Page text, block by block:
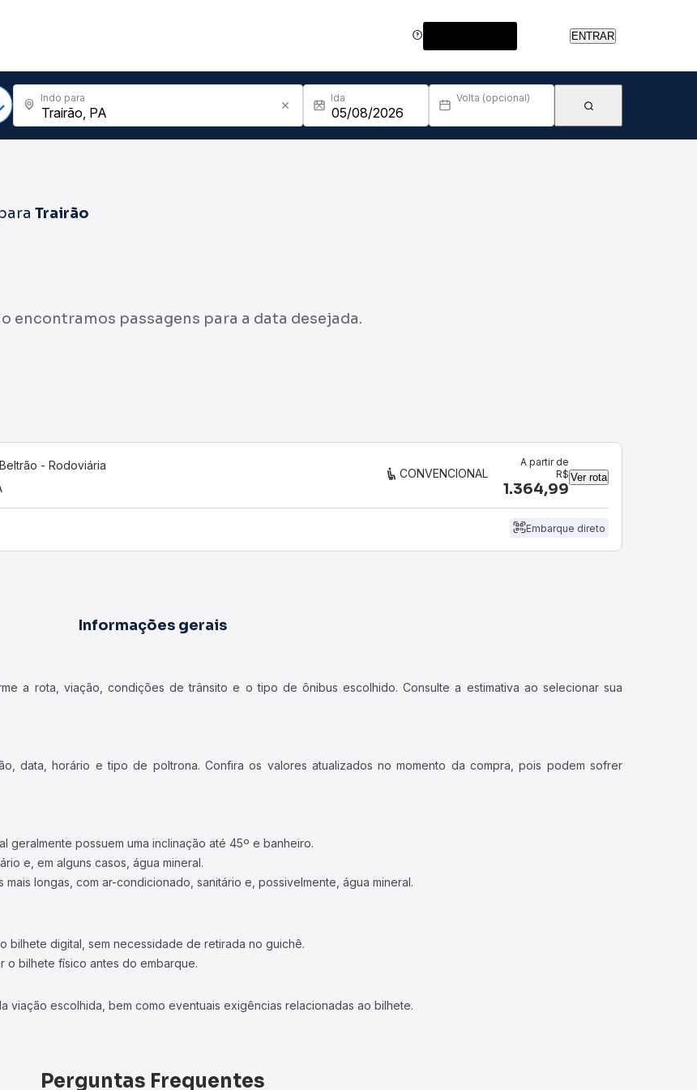
ENTRAR
Indo para Ida Volta (opcional)
Trairão
encontramos passagens para a data desejada.
- Rodoviária
CONVENCIONAL
A partir de
R$
1.364,99
Ver rota
Embarque direto
Informações gerais
a rota, viação, condições de trânsito e o tipo de ônibus escolhido. Consulte a estimativa ao selecionar sua
data, horário e tipo de poltrona. Confira os valores atualizados no momento da compra, pois podem sofrer
geralmente possuem uma inclinação até 45º e banheiro.
e, em alguns casos, água mineral.
longas, com ar-condicionado, sanitário e, possivelmente, água mineral.
bilhete digital, sem necessidade de retirada no guichê.
o bilhete físico antes do embarque.
viação escolhida, bem como eventuais exigências relacionadas ao bilhete.
Perguntas Frequentes